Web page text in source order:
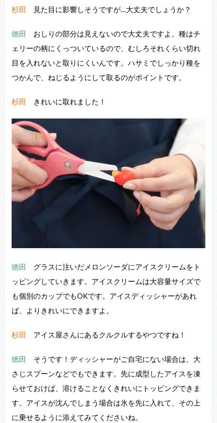
杉田 ⾒た⽬に影響しそうですが…⼤丈夫でしょうか？
徳田 おしりの部分は⾒えないので⼤丈夫ですよ。種はチ
ェリーの柄にくっついているので、むしろそれくらい切れ
⽬を⼊れないと取りにくいんです。ハサミでしっかり種を
つかんで、ねじるようにして取るのがポイントです。
杉田 きれいに取れました！
徳田 グラスに注いだメロンソーダにアイスクリームをト
ッピングしていきます。アイスクリームは⼤容量サイズで
も個別のカップでもOKです。アイスディッシャーがあれ
ば、よりきれいにできますよ。
杉田 アイス屋さんにあるクルクルするやつですね！
徳田 そうです！ディッシャーがご⾃宅にない場合は、⼤
さじスプーンなどでもできます。先に成型したアイスを凍
らせておけば、溶けることなくきれいにトッピングできま
す。アイスが沈んでしまう場合は氷を先に⼊れて、その上
に乗せるように添えてみてくださいね。